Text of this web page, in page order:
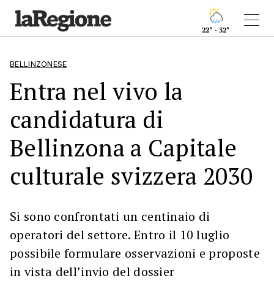
22° - 32°
BELLINZONESE
Entra nel vivo la
candidatura di
Bellinzona a Capitale
culturale svizzera 2030
Si sono confrontati un centinaio di
operatori del settore. Entro il 10 luglio
possibile formulare osservazioni e proposte
in vista dell’invio del dossier